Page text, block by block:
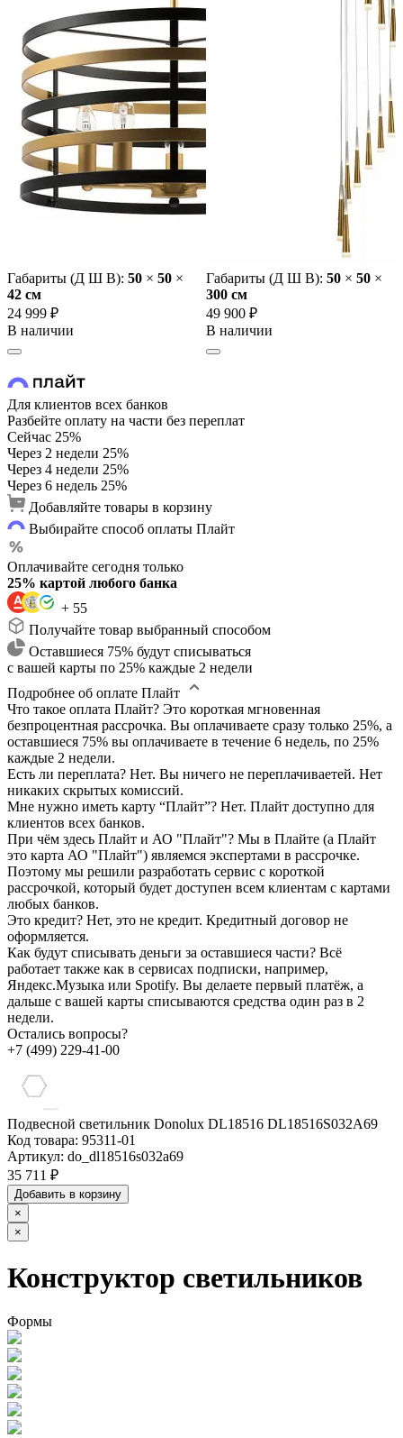
Габариты (Д Ш В): 50 × 50 ×
42 cм
24 999 ₽
В наличии
Габариты (Д Ш В): 50 × 50 ×
300 cм
49 900 ₽
В наличии
Для клиентов всех банков
Разбейте оплату на части без переплат
Сейчас 25%
Через 2 недели 25%
Через 4 недели 25%
Через 6 недель 25%
Добавляйте товары в корзину
Выбирайте способ оплаты Плайт
Оплачивайте сегодня только
25% картой любого банка
+ 55
Получайте товар выбранный способом
Оставшиеся 75% будут списываться
с вашей карты по 25% каждые 2 недели
Подробнее об оплате Плайт
Что такое оплата Плайт? Это короткая мгновенная
безпроцентная рассрочка. Вы оплачиваете сразу только 25%, а
оставшиеся 75% вы оплачиваете в течение 6 недель, по 25%
каждые 2 недели.
Есть ли переплата? Нет. Вы ничего не переплачиваетей. Нет
никаких скрытых комиссий.
Мне нужно иметь карту “Плайт”? Нет. Плайт доступно для
клиентов всех банков.
При чём здесь Плайт и АО "Плайт"? Мы в Плайте (а Плайт
это карта АО "Плайт") являемся экспертами в рассрочке.
Поэтому мы решили разработать сервис с короткой
рассрочкой, который будет доступен всем клиентам с картами
любых банков.
Это кредит? Нет, это не кредит. Кредитный договор не
оформляется.
Как будут списывать деньги за оставшиеся части? Всё
работает также как в сервисах подписки, например,
Яндекс.Музыка или Spotify. Вы делаете первый платёж, а
дальше с вашей карты списываются средства один раз в 2
недели.
Остались вопросы?
+7 (499) 229-41-00
Подвесной светильник Donolux DL18516 DL18516S032А69
Код товара: 95311-01
Артикул: do_dl18516s032a69
35 711 ₽
Добавить в корзину
×
×
Конструктор светильников
Формы